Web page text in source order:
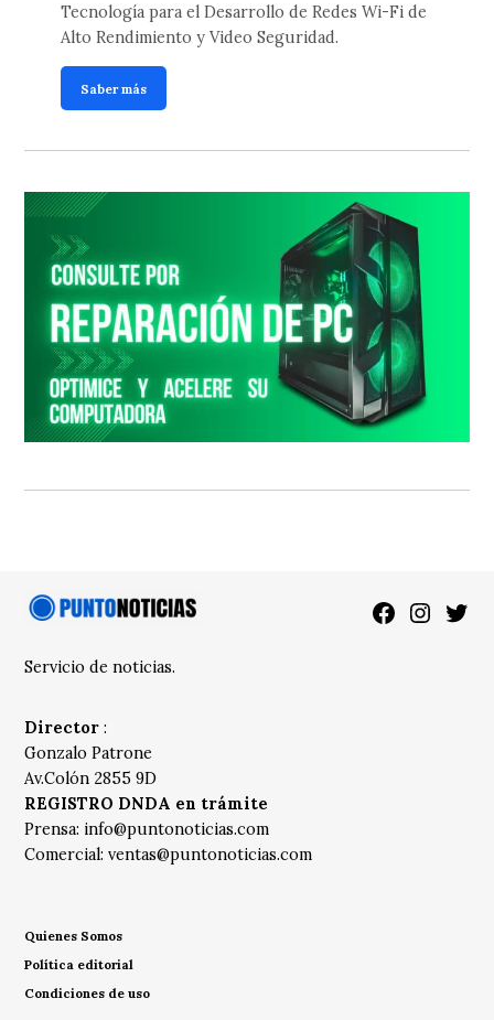
Tecnología para el Desarrollo de Redes Wi-Fi de
Alto Rendimiento y Video Seguridad.
Saber más
Facebook
Servicio de noticias.
Director :
Gonzalo Patrone
Av.Colón 2855 9D
REGISTRO DNDA en trámite
Prensa: info@puntonoticias.com
Comercial:ventas@puntonoticias.com
Quienes Somos
Política editorial
Condiciones de uso